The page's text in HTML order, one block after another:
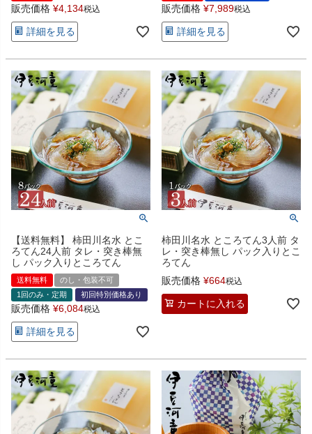
販売価格 ¥4,134税込
詳細を見る
販売価格 ¥7,989税込
詳細を見る
【送料無料】 柿田川名水 とこ
ろてん24人前 タレ・突き棒無
し パック入りところてん
送料無料
のし・包装不可
1回のみ・定期
初回特別価格あり
販売価格 ¥6,084税込
詳細を見る
柿田川名水 ところてん3人前 タ
レ・突き棒無し パック入りとこ
ろてん
販売価格 ¥664税込
カートに入れる